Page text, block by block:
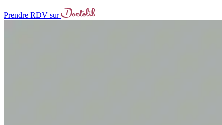
Prendre RDV sur